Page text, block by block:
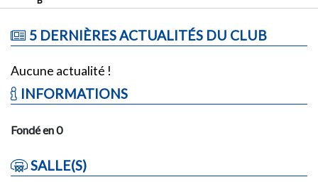
5 DERNIÈRES ACTUALITÉS DU CLUB
Aucune actualité !
INFORMATIONS
Fondé en 0
SALLE(S)